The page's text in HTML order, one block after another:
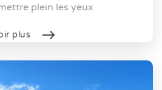
plein les yeux
plus